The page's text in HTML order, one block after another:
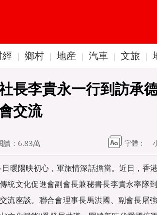
經 | 鄉村 | 地産 | 汽車 | 文旅 |
長李貴永一行到訪承
交流
讀： 6.83萬 字體：
暖陽映初心，軍旅情深話擔當。近日，香
統文化促進會副會長兼秘書長李貴永率隊
流座談。聯合會理事長馬洪國、副會長屠